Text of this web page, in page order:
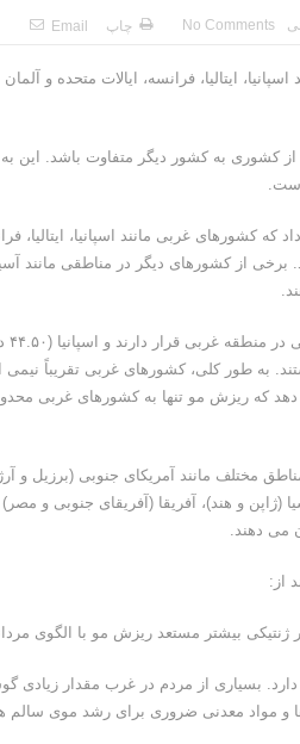
No Comments چاپ Email
ایتالیا، فرانسه، ایالات متحده و آلمان
کشوری به کشور دیگر متفاوت باشد. این به
کشورهای غربی مانند اسپانیا، ایتالیا،
برخی از کشورهای دیگر در مناطقی مانند
پنج
(۴۴.۲۵ درصد) پیشتاز هستند. به طور کلی، کشورهای غربی تقریباً
که ریزش مو تنها به کشورهای غربی
مختلف مانند آمریکای جنوبی (برزیل و
(ژاپن و هند)، آفریقا (آفریقای جنوبی و
می دهند.
از:
بیشتر مستعد ریزش مو با الگوی
بسیاری از مردم در غرب مقدار زیادی
و مواد معدنی ضروری برای رشد موی سالم